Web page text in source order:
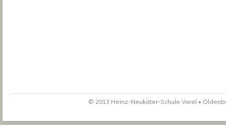
© 2013 Heinz-Neukäter-Schule Varel •